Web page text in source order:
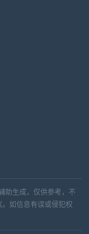
助生成，仅供参考，不
如信息有误或侵犯权